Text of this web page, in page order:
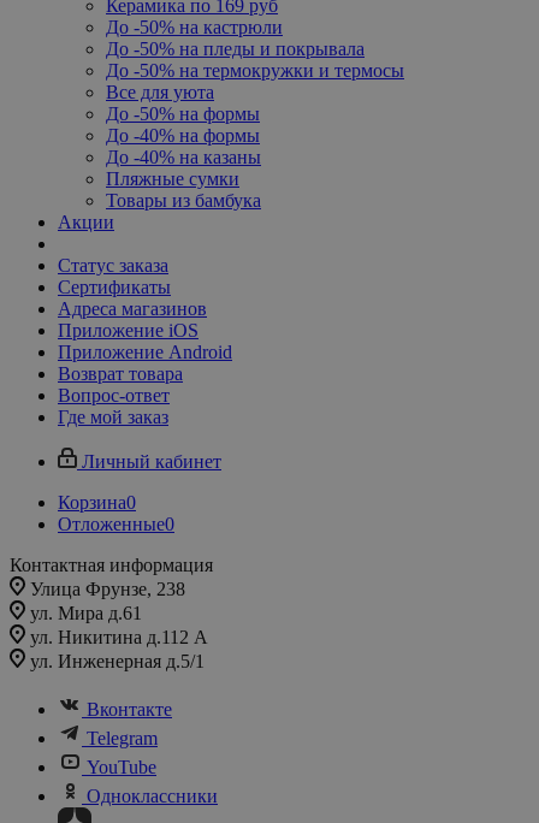
Керамика по 169 руб
До -50% на кастрюли
До -50% на пледы и покрывала
До -50% на термокружки и термосы
Все для уюта
До -50% на формы
До -40% на формы
До -40% на казаны
Пляжные сумки
Товары из бамбука
Акции
Статус заказа
Сертификаты
Адреса магазинов
Приложение iOS
Приложение Android
Возврат товара
Вопрос-ответ
Где мой заказ
Личный кабинет
Корзина0
Отложенные0
Контактная информация
Улица Фрунзе, 238​
ул. Мира д.61
ул. Никитина д.112 А
ул. Инженерная д.5/1
Вконтакте
Telegram
YouTube
Одноклассники